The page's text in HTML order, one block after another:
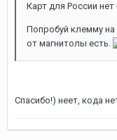
Карт для России нет
Попробуй клемму на
от магнитолы есть.
Спасибо!) неет, кода